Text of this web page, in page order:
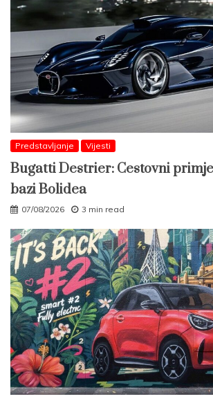
Predstavljanje Vijesti
Bugatti Destrier: Cestovni
bazi Bolidea
07/08/2026 3 min read